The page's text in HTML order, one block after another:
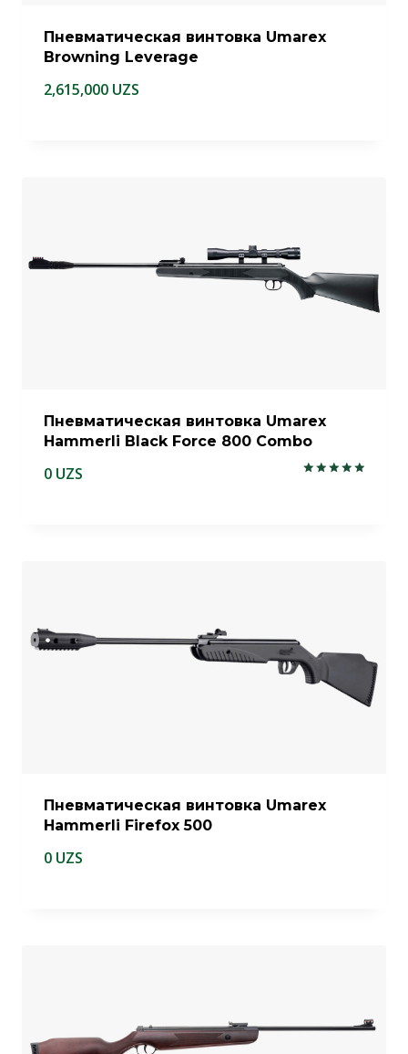
Пневматическая винтовка Umarex
Browning Leverage
2,615,000 UZS
Пневматическая винтовка Umarex
Hammerli Black Force 800 Combo
0 UZS
Пневматическая винтовка Umarex
Hammerli Firefox 500
0 UZS